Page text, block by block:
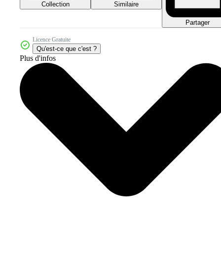
Collection Similaire
Partager
Licence Gratuite
Qu'est-ce que c'est ?
Plus d'infos